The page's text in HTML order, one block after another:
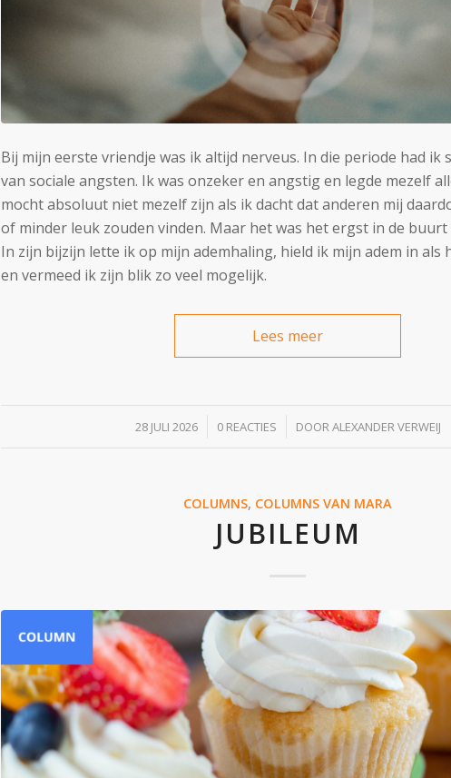
Bij mijn eerste vriendje was ik altijd nerveus. In die periode had ik
van sociale angsten. Ik was onzeker en angstig en legde mezelf
mocht absoluut niet mezelf zijn als ik dacht dat anderen mij
of minder leuk zouden vinden. Maar het was het ergst in de buurt
In zijn bijzijn lette ik op mijn ademhaling, hield ik mijn adem in als
en vermeed ik zijn blik zo veel mogelijk.
Lees meer
28 JULI 2026
/ 0 REACTIES
/ DOORALEXANDER VERWEIJ
COLUMNS, COLUMNS VAN MARA
JUBILEUM